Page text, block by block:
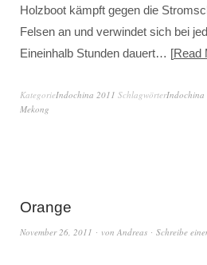
Holzboot kämpft gegen die
Felsen an und verwindet sich bei
Eineinhalb Stunden dauert…
Read
KategorieIndochina 2011 SchlagwörterIndochina
Mekong
Orange
November 26, 2011 von Andreas Schreibe